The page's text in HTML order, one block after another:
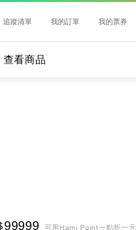
追蹤清單 我的訂單 我的票券
查看商品
99999 可用Hami Point一點折一元